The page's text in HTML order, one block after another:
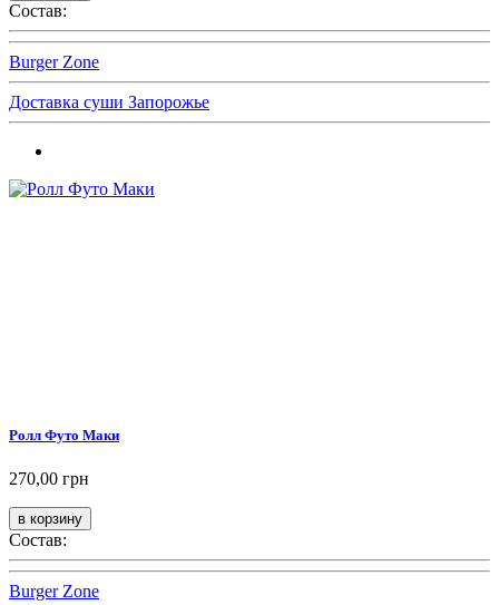
Состав:
Burger Zone
Доставка суши Запорожье
Ролл Футо Маки
270,00 грн
Состав:
Burger Zone